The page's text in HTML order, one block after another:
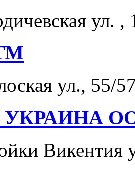
ул. ,
ул., 55/
Викентия